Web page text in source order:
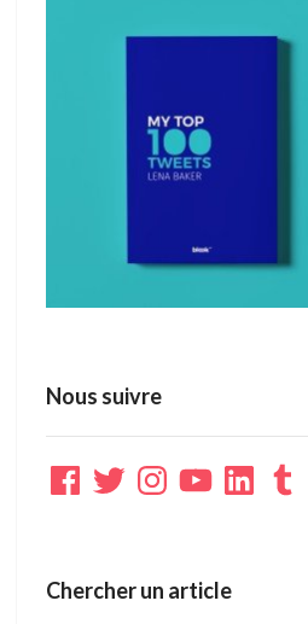
Nous suivre
Facebook
TwitterInstagramYouTubeLinkedInTumblr
Chercher un article